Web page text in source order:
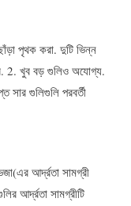
পৃথক করা. দুটি ভিন্ন
2. খুব বড় গুলিও অযোগ্য.
সার গুলিগুলি পরবর্তী
আর্দ্রতা সামগ্রী
আর্দ্রতা সামগ্রীটি